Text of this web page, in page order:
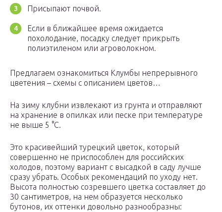
Присыпают почвой.
Если в ближайшее время ожидается
похолодание, посадку следует прикрыть
полиэтиленом или агроволокном.
Предлагаем ознакомиться Клумбы непрерывного
цветения – схемы с описанием цветов…
На зиму клубни извлекают из грунта и отправляют
на хранение в опилках или песке при температуре
не выше 5 °C.
Это красивейший турецкий цветок, который
совершенно не приспособлен для российских
холодов, поэтому вариант с высадкой в саду лучше
сразу убрать. Особых рекомендаций по уходу нет.
Высота полностью созревшего цветка составляет до
30 сантиметров, на нем образуется несколько
бутонов, их оттенки довольно разнообразны: